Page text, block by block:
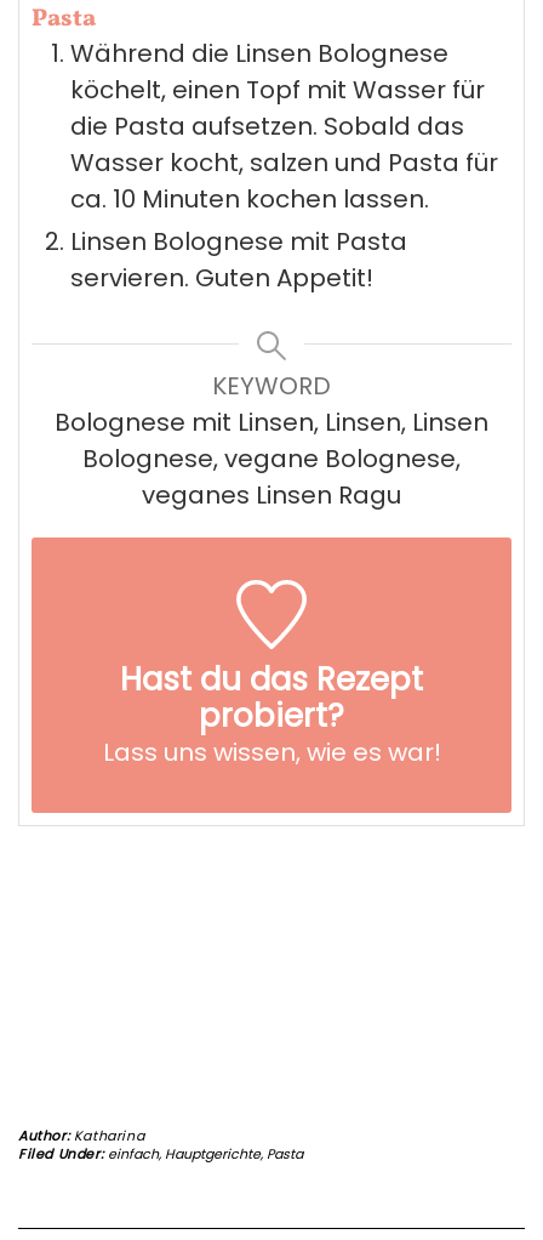
Pasta
Während die Linsen Bolognese
köchelt, einen Topf mit Wasser für
die Pasta aufsetzen. Sobald das
Wasser kocht, salzen und Pasta für
ca. 10 Minuten kochen lassen.
Linsen Bolognese mit Pasta
servieren. Guten Appetit!
KEYWORD
Bolognese mit Linsen, Linsen, Linsen
Bolognese, vegane Bolognese,
veganes Linsen Ragu
Hast du das Rezept
probiert?
Lass uns wissen, wie es war!
Author:Katharina
Filed Under:einfach, Hauptgerichte, Pasta